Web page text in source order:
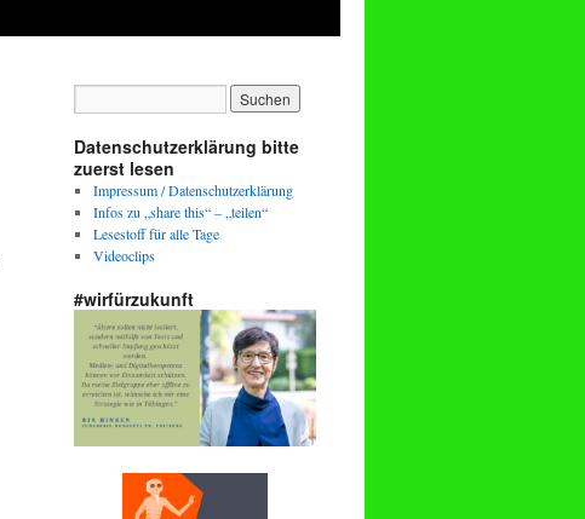
Datenschutzerklärung bitte
zuerst lesen
Impressum / Datenschutzerklärung
Infos zu „share this“ – „teilen“
Lesestoff für alle Tage
Videoclips
#wirfürzukunft